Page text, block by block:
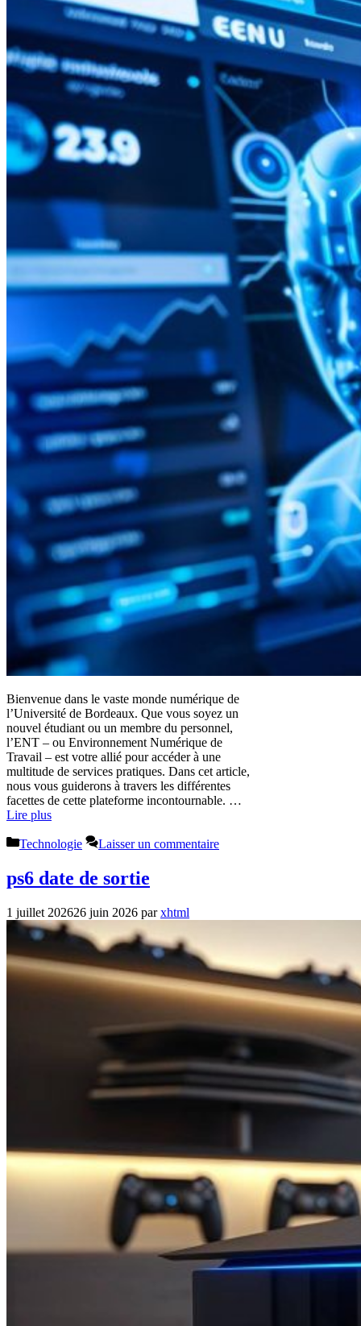
Bienvenue dans le vaste monde numérique de
l’Université de Bordeaux. Que vous soyez un
nouvel étudiant ou un membre du personnel,
l’ENT – ou Environnement Numérique de
Travail – est votre allié pour accéder à une
multitude de services pratiques. Dans cet article,
nous vous guiderons à travers les différentes
facettes de cette plateforme incontournable. …
Lire plus
Catégories
Technologie Laisser un commentaire
ps6 date de sortie
1 juillet 202626 juin 2026 parxhtml